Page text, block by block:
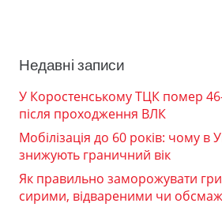
Недавні записи
У Коростенському ТЦК помер
після проходження ВЛК
Мобілізація до 60 років: чому в
знижують граничний вік
Як правильно заморожувати
сирими, відвареними чи